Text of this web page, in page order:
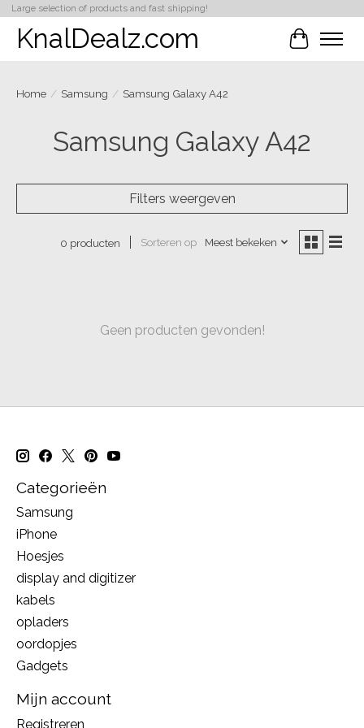
Large selection of products and fast shipping!
KnalDealz.com
Home / Samsung / Samsung Galaxy A42
Samsung Galaxy A42
Filters weergeven
0 producten Sorteren op Meest bekeken
Geen producten gevonden!
Categorieën
Samsung
iPhone
Hoesjes
display and digitizer
kabels
opladers
oordopjes
Gadgets
Mijn account
Registreren